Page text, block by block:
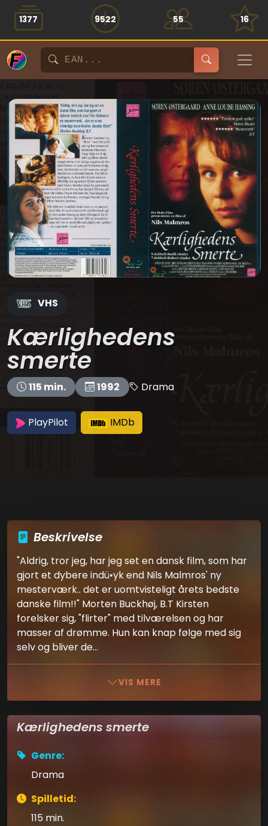
1377 9522 55 16
VHS
Kærlighedens
smerte
115 min. 1992 Drama
PlayPilot IMDb
Beskrivelse
"Aldrig, tror jeg, har jeg set en dansk film, som har
gjort et dybere indü•yk end Nils Malmros' ny
mesterværk.. det er uomtvisteligt årets bedste
danske film!!" Morten Buckhøj, B.T Kirsten
forelsker sig, "flirter" med tilværelsen og har
masser af drømme. Hun kan knap følge med sig
selv og bliver de...
VIS MERE
Kærlighedens smerte
Genre:
Drama
Spilletid:
115 min.